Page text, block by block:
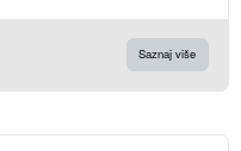
Saznaj više